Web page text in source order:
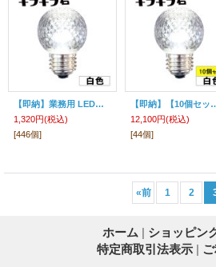
【即納】業務用 LED装飾電球 キラキラ君 サイン球 白色 5000K 消費電力1.3W 口金E26 防塵 防水 仕様 IP65 点滅 全光束 65lm 照射角360° 防水用シリコンリング付き
1,320円(税込)
[446個]
【即納】【10個セット】送料無料 業務用 LED装飾電球 キラキラ君 サイン球 白色 5000K 消費
12,100円(税込)
[44個]
«前 1 2
ホーム | ショッピン
特定商取引法表示 |